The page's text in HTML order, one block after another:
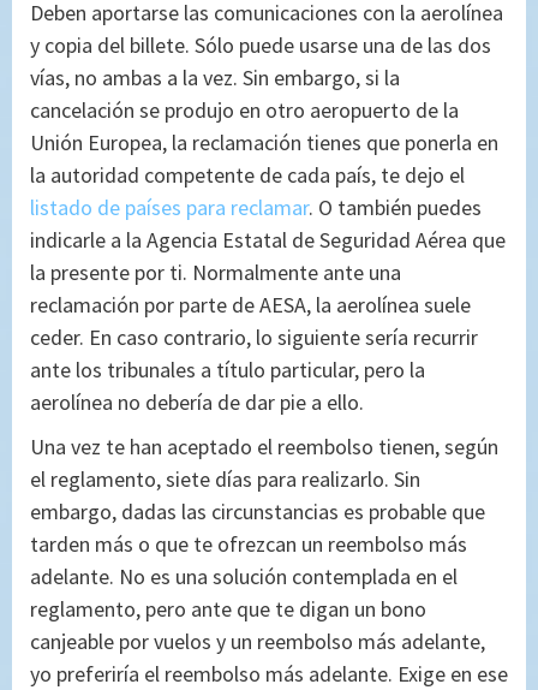
Deben aportarse las comunicaciones con la aerolínea
y copia del billete. Sólo puede usarse una de las dos
vías, no ambas a la vez. Sin embargo, si la
cancelación se produjo en otro aeropuerto de la
Unión Europea, la reclamación tienes que ponerla en
la autoridad competente de cada país, te dejo el
listado de países para reclamar. O también puedes
indicarle a la Agencia Estatal de Seguridad Aérea que
la presente por ti. Normalmente ante una
reclamación por parte de AESA, la aerolínea suele
ceder. En caso contrario, lo siguiente sería recurrir
ante los tribunales a título particular, pero la
aerolínea no debería de dar pie a ello.
Una vez te han aceptado el reembolso tienen, según
el reglamento, siete días para realizarlo. Sin
embargo, dadas las circunstancias es probable que
tarden más o que te ofrezcan un reembolso más
adelante. No es una solución contemplada en el
reglamento, pero ante que te digan un bono
canjeable por vuelos y un reembolso más adelante,
yo preferiría el reembolso más adelante. Exige en ese